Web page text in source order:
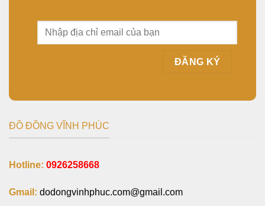
ĐỒ ĐỒNG VĨNH PHÚC
Hotline: 0926258668
Gmail: dodongvinhphuc.com@gmail.com